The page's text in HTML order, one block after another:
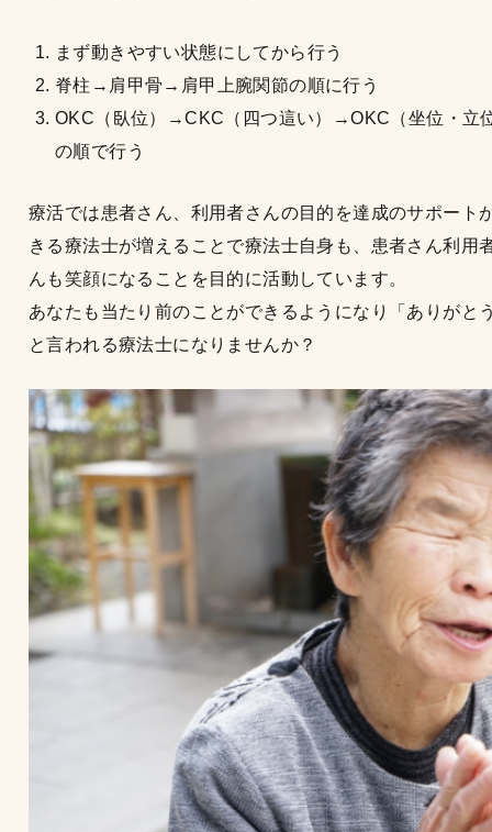
まず動きやすい状態にしてから行う
脊柱→肩甲骨→肩甲上腕関節の順に行う
OKC（臥位）→CKC（四つ這い）→OKC（坐位・立
の順で行う
療活では患者さん、利用者さんの目的を達成のサポート
きる療法士が増えることで療法士自身も、患者さん利用
んも笑顔になることを目的に活動しています。
あなたも当たり前のことができるようになり「ありがと
と言われる療法士になりませんか？